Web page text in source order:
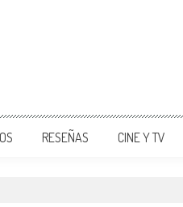
RESEÑAS CINE Y TV